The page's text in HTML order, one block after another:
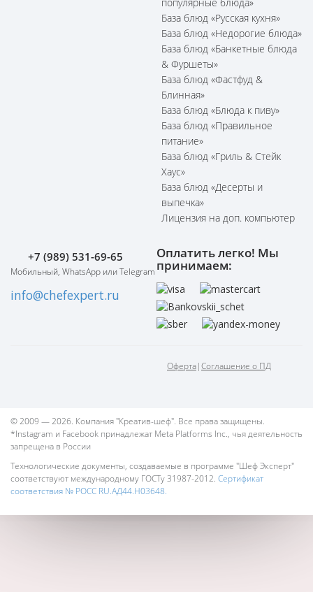
База блюд «Русская кухня»
База блюд «Недорогие блюда»
База блюд «Банкетные блюда
& Фуршеты»
База блюд «Фастфуд &
Блинная»
База блюд «Блюда к пиву»
База блюд «Правильное
питание»
База блюд «Гриль & Стейк
Хаус»
База блюд «Десерты и
выпечка»
Лицензия на доп. компьютер
+7 (989) 531-69-65
Мобильный, WhatsApp или Telegram
info@chefexpert.ru
Оплатить легко! Мы
принимаем:
Оферта|Соглашение о ПД
© 2009 — 2026. Компания "Креатив-шеф". Все права защищены.
*Instagram и Facebook принадлежат Meta Platforms Inc., чья деятельность
запрещена в России
Технологические документы, создаваемые в программе "Шеф Эксперт"
соответствуют международному ГОСТу 31987-2012. Сертификат
соответствия № РОСС RU.АД44.Н03648.